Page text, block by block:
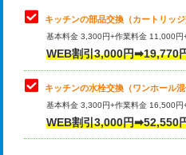
給水管工事※（塩ビ管（VP・HI
用/3ｍまで)
給水管工事※（塩ビ管（VP・HI
用（追加）/3ｍ超え)
給水管工事※（ライニング鋼管
管・ポリ管・HT管使用/3ｍまで)
理・調整・分解・加工など（中作
止水・漏水調査・防水処理・清
理・調整・分解・加工など（重
お風呂タンク脱着
その他部品の脱着
キッチンの部品交換（カートリッジ
基本料金 3,300円+作業料金 11,000
WEB割引3,000円➡19,770
キッチンの水栓交換（ワンホール混
基本料金 3,300円+作業料金 16,500
WEB割引3,000円➡52,550